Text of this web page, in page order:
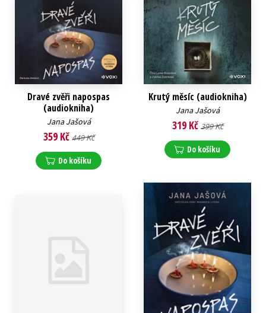
Dravé zvěři napospas
(audiokniha)
Jana Jašová
359 Kč 449 Kč
Do košíku
Krutý měsíc (audiokniha)
Jana Jašová
319 Kč 399 Kč
Do košíku